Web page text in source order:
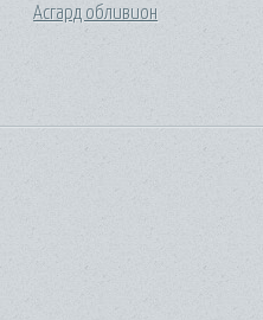
Асгард обливион